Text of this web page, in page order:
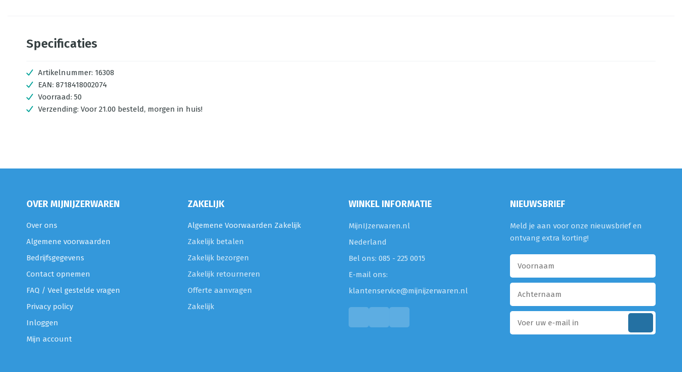
Specificaties
Artikelnummer: 16308
EAN: 8718418002074
Voorraad: 50
Verzending: Voor 21.00 besteld, morgen in huis!
OVER MIJNIJZERWAREN
Over ons
Algemene voorwaarden
Bedrijfsgegevens
Contact opnemen
FAQ / Veel gestelde vragen
Privacy policy
Inloggen
Mijn account
ZAKELIJK
Algemene Voorwaarden Zakelijk
Zakelijk betalen
Zakelijk bezorgen
Zakelijk retourneren
Offerte aanvragen
Zakelijk
WINKEL INFORMATIE
MijnIJzerwaren.nl
Nederland
Bel ons: 085 - 225 0015
E-mail ons:
klantenservice@mijnijzerwaren.nl
NIEUWSBRIEF
Meld je aan voor onze nieuwsbrief en
ontvang extra korting!